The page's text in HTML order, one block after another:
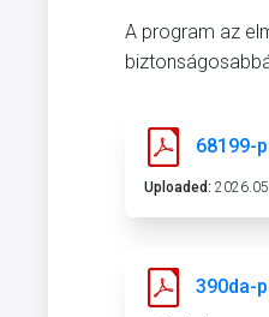
A program az
68199-
Uploaded:
390da-